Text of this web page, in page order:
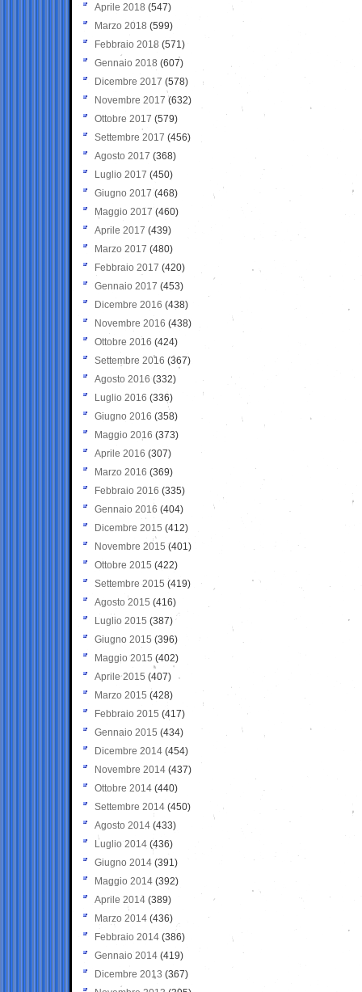
Aprile 2018 (547)
Marzo 2018 (599)
Febbraio 2018 (571)
Gennaio 2018 (607)
Dicembre 2017 (578)
Novembre 2017 (632)
Ottobre 2017 (579)
Settembre 2017 (456)
Agosto 2017 (368)
Luglio 2017 (450)
Giugno 2017 (468)
Maggio 2017 (460)
Aprile 2017 (439)
Marzo 2017 (480)
Febbraio 2017 (420)
Gennaio 2017 (453)
Dicembre 2016 (438)
Novembre 2016 (438)
Ottobre 2016 (424)
Settembre 2016 (367)
Agosto 2016 (332)
Luglio 2016 (336)
Giugno 2016 (358)
Maggio 2016 (373)
Aprile 2016 (307)
Marzo 2016 (369)
Febbraio 2016 (335)
Gennaio 2016 (404)
Dicembre 2015 (412)
Novembre 2015 (401)
Ottobre 2015 (422)
Settembre 2015 (419)
Agosto 2015 (416)
Luglio 2015 (387)
Giugno 2015 (396)
Maggio 2015 (402)
Aprile 2015 (407)
Marzo 2015 (428)
Febbraio 2015 (417)
Gennaio 2015 (434)
Dicembre 2014 (454)
Novembre 2014 (437)
Ottobre 2014 (440)
Settembre 2014 (450)
Agosto 2014 (433)
Luglio 2014 (436)
Giugno 2014 (391)
Maggio 2014 (392)
Aprile 2014 (389)
Marzo 2014 (436)
Febbraio 2014 (386)
Gennaio 2014 (419)
Dicembre 2013 (367)